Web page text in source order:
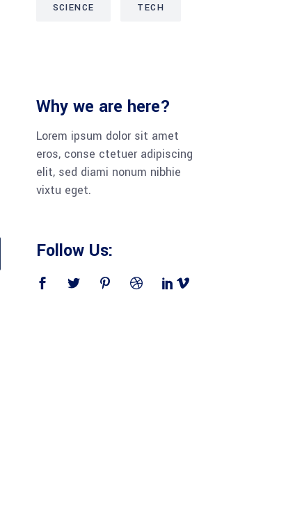
SCIENCE TECH
Why we are here?
Lorem ipsum dolor sit amet
eros, conse ctetuer adipiscing
elit, sed diami nonum nibhie
vixtu eget.
Follow Us: